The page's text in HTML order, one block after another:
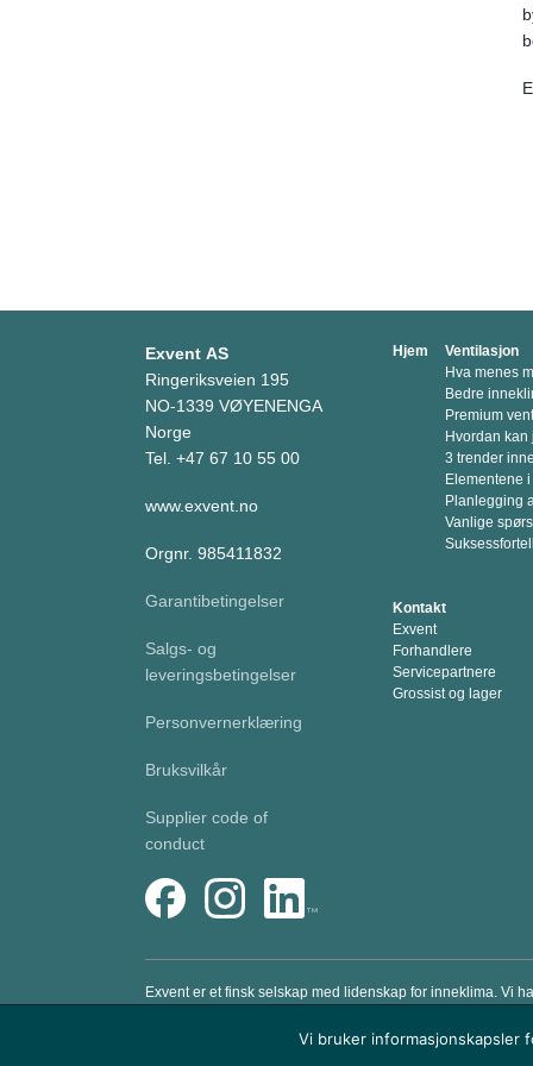
Exvent AS
Ringeriksveien 195
NO-1339 VØYENENGA
Norge
Tel. +47 67 10 55 00
www.exvent.no
Orgnr. 985411832
Garantibetingelser
Salgs- og
leveringsbetingelser
Personvernerklæring
Bruksvilkår
Supplier code of
conduct
Hjem
Ventilasjon
Hva menes
Bedre
Premium
Hvordan
3 trender
Elementene
Planlegging
Vanlige
Kontakt
Exvent
Forhandlere
Servicepartnere
Grossist og lager
Exvent er et finsk selskap med lidenskap for inneklima. Vi
Vi bruker informasjonskapsler